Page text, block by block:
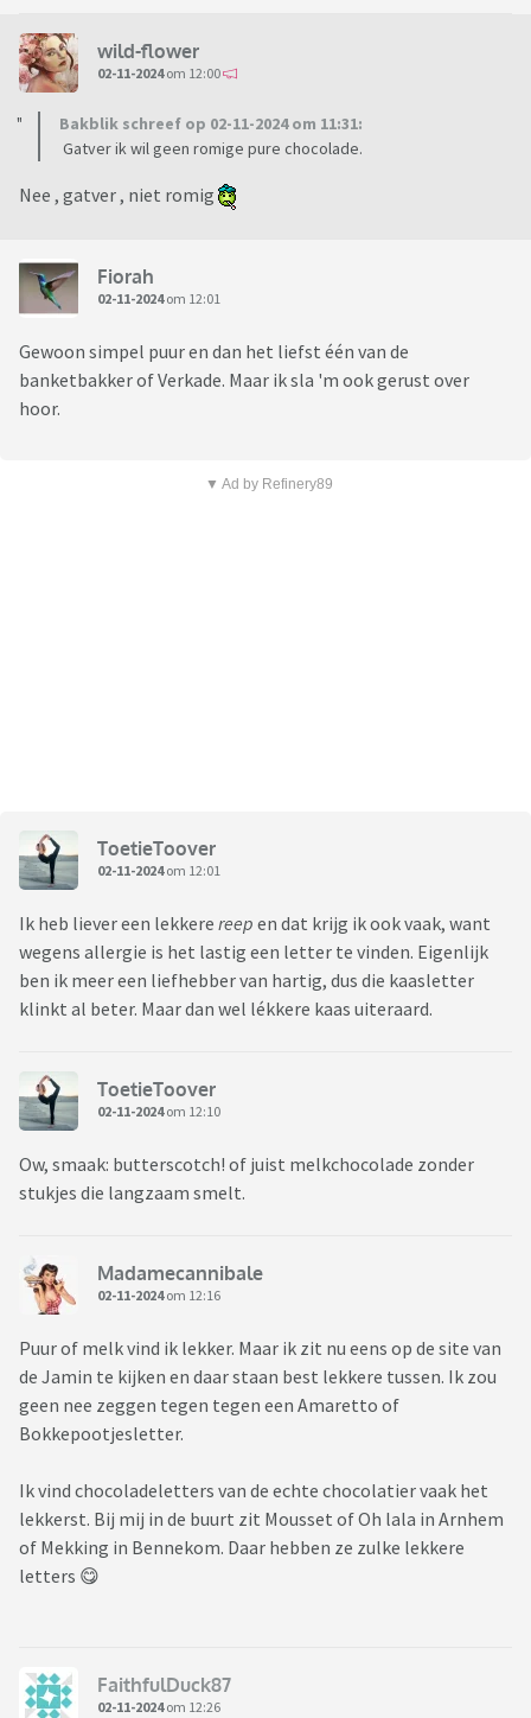
wild-flower
02-11-2024om 12:00
Bakblik schreef op 02-11-2024 om 11:31:
Gatver ik wil geen romige pure chocolade.
Nee , gatver , niet romig
Fiorah
02-11-2024om 12:01
Gewoon simpel puur en dan het liefst één van de
banketbakker of Verkade. Maar ik sla 'm ook gerust over
hoor.
▼ Ad by Refinery89
ToetieToover
02-11-2024om 12:01
Ik heb liever een lekkere reep en dat krijg ik ook vaak, want
wegens allergie is het lastig een letter te vinden. Eigenlijk
ben ik meer een liefhebber van hartig, dus die kaasletter
klinkt al beter. Maar dan wel lékkere kaas uiteraard.
ToetieToover
02-11-2024om 12:10
Ow, smaak: butterscotch! of juist melkchocolade zonder
stukjes die langzaam smelt.
Madamecannibale
02-11-2024om 12:16
Puur of melk vind ik lekker. Maar ik zit nu eens op de site van
de Jamin te kijken en daar staan best lekkere tussen. Ik zou
geen nee zeggen tegen tegen een Amaretto of
Bokkepootjesletter.
Ik vind chocoladeletters van de echte chocolatier vaak het
lekkerst. Bij mij in de buurt zit Mousset of Oh lala in Arnhem
of Mekking in Bennekom. Daar hebben ze zulke lekkere
letters 😋
FaithfulDuck87
02-11-2024om 12:26